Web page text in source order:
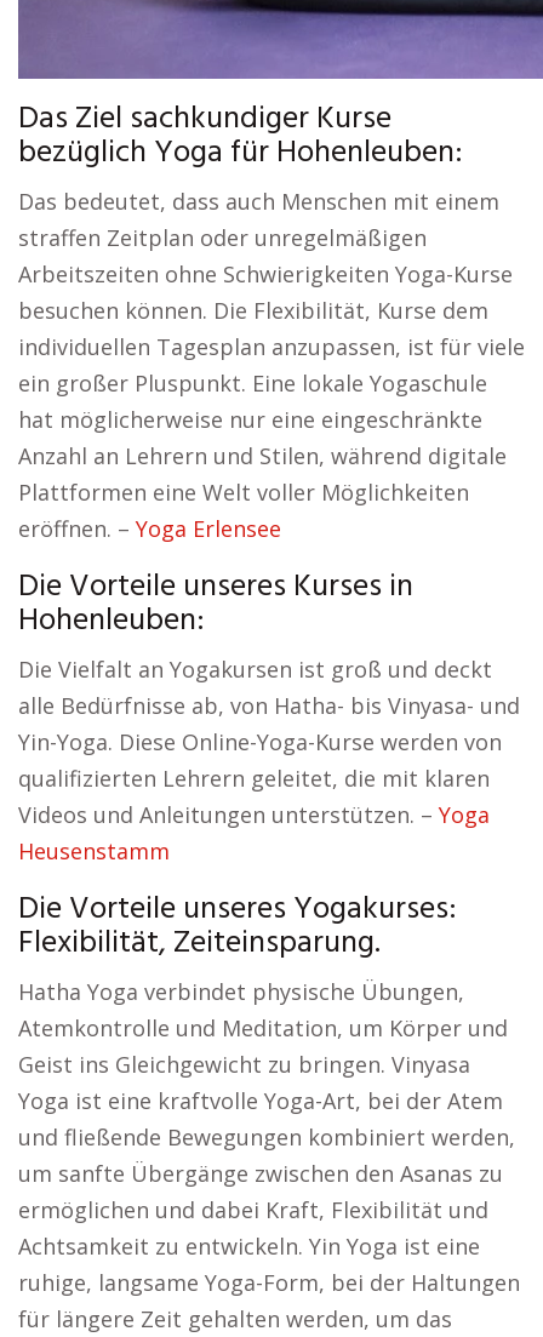
Das Ziel sachkundiger Kurse
bezüglich Yoga für Hohenleuben:
Das bedeutet, dass auch Menschen mit einem
straffen Zeitplan oder unregelmäßigen
Arbeitszeiten ohne Schwierigkeiten Yoga-Kurse
besuchen können. Die Flexibilität, Kurse dem
individuellen Tagesplan anzupassen, ist für viele
ein großer Pluspunkt. Eine lokale Yogaschule
hat möglicherweise nur eine eingeschränkte
Anzahl an Lehrern und Stilen, während digitale
Plattformen eine Welt voller Möglichkeiten
eröffnen. – Yoga Erlensee
Die Vorteile unseres Kurses in
Hohenleuben:
Die Vielfalt an Yogakursen ist groß und deckt
alle Bedürfnisse ab, von Hatha- bis Vinyasa- und
Yin-Yoga. Diese Online-Yoga-Kurse werden von
qualifizierten Lehrern geleitet, die mit klaren
Videos und Anleitungen unterstützen. – Yoga
Heusenstamm
Die Vorteile unseres Yogakurses:
Flexibilität, Zeiteinsparung.
Hatha Yoga verbindet physische Übungen,
Atemkontrolle und Meditation, um Körper und
Geist ins Gleichgewicht zu bringen. Vinyasa
Yoga ist eine kraftvolle Yoga-Art, bei der Atem
und fließende Bewegungen kombiniert werden,
um sanfte Übergänge zwischen den Asanas zu
ermöglichen und dabei Kraft, Flexibilität und
Achtsamkeit zu entwickeln. Yin Yoga ist eine
ruhige, langsame Yoga-Form, bei der Haltungen
für längere Zeit gehalten werden, um das